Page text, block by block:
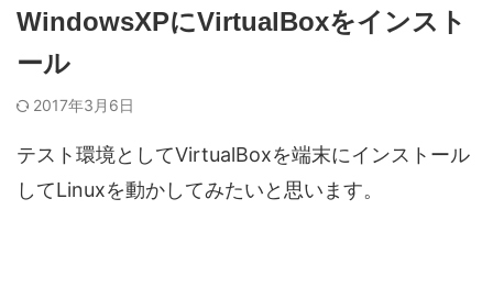
WindowsXPにVirtualBoxをインスト
ール
2017年3月6日
テスト環境としてVirtualBoxを端末にインストール
してLinuxを動かしてみたいと思います。